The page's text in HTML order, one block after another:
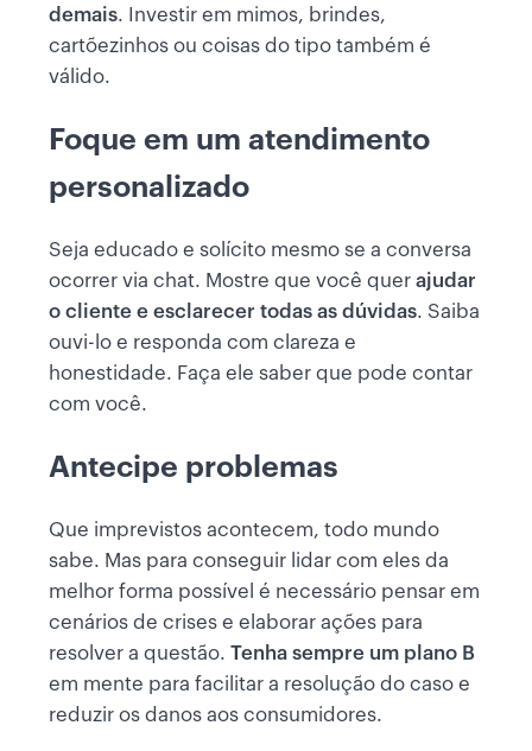
demais. Investir em mimos, brindes,
cartõezinhos ou coisas do tipo também é
válido.
Foque em um atendimento
personalizado
Seja educado e solícito mesmo se a conversa
ocorrer via chat. Mostre que você quer ajudar
o cliente e esclarecer todas as dúvidas. Saiba
ouvi-lo e responda com clareza e
honestidade. Faça ele saber que pode contar
com você.
Antecipe problemas
Que imprevistos acontecem, todo mundo
sabe. Mas para conseguir lidar com eles da
melhor forma possível é necessário pensar em
cenários de crises e elaborar ações para
resolver a questão. Tenha sempre um plano B
em mente para facilitar a resolução do caso e
reduzir os danos aos consumidores.